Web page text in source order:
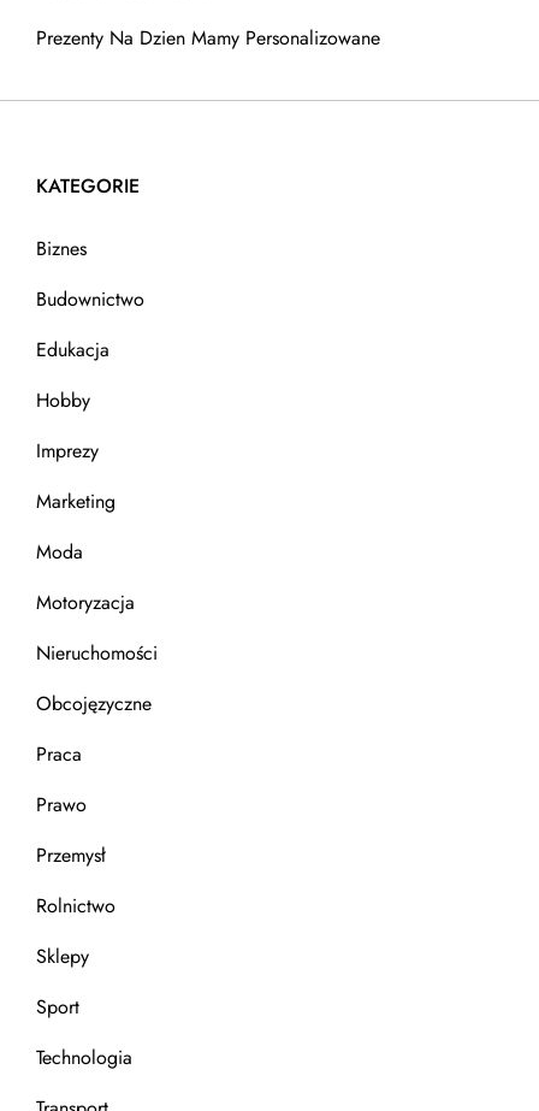
Prezenty Na Dzien Mamy Personalizowane
KATEGORIE
Biznes
Budownictwo
Edukacja
Hobby
Imprezy
Marketing
Moda
Motoryzacja
Nieruchomości
Obcojęzyczne
Praca
Prawo
Przemysł
Rolnictwo
Sklepy
Sport
Technologia